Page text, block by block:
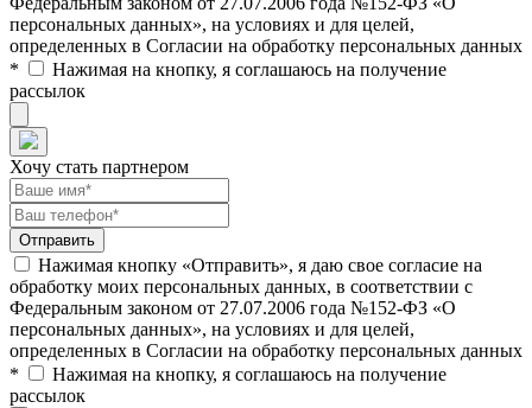
персональных данных», на условиях и для целей,
определенных в Согласии на обработку персональных данных
*
Нажимая на кнопку, я соглашаюсь на получение
рассылок
Хочу стать партнером
Нажимая кнопку «Отправить», я даю свое согласие на
обработку моих персональных данных, в соответствии с
Федеральным законом от 27.07.2006 года №152-ФЗ «О
персональных данных», на условиях и для целей,
определенных в Согласии на обработку персональных данных
*
Нажимая на кнопку, я соглашаюсь на получение
рассылок